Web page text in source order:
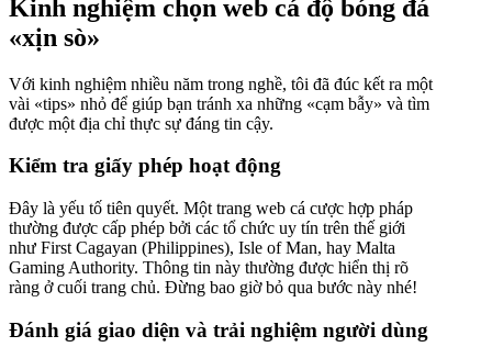
Kinh nghiệm chọn web cá độ bóng đá
«xịn sò»
Với kinh nghiệm nhiều năm trong nghề, tôi đã đúc kết ra một
vài «tips» nhỏ để giúp bạn tránh xa những «cạm bẫy» và tìm
được một địa chỉ thực sự đáng tin cậy.
Kiểm tra giấy phép hoạt động
Đây là yếu tố tiên quyết. Một trang web cá cược hợp pháp
thường được cấp phép bởi các tổ chức uy tín trên thế giới
như First Cagayan (Philippines), Isle of Man, hay Malta
Gaming Authority. Thông tin này thường được hiển thị rõ
ràng ở cuối trang chủ. Đừng bao giờ bỏ qua bước này nhé!
Đánh giá giao diện và trải nghiệm người dùng